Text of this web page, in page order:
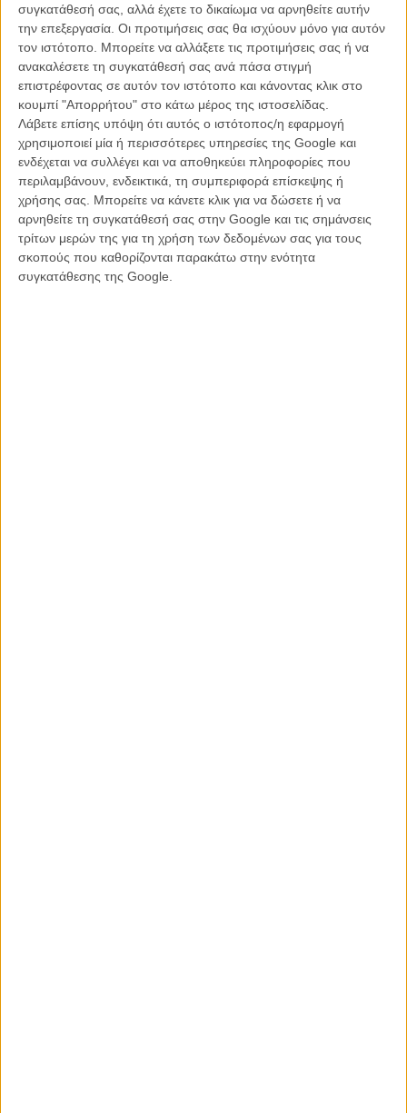
συγκατάθεσή σας, αλλά έχετε το δικαίωμα να αρνηθείτε αυτήν
την επεξεργασία. Οι προτιμήσεις σας θα ισχύουν μόνο για αυτόν
τον ιστότοπο. Μπορείτε να αλλάξετε τις προτιμήσεις σας ή να
ανακαλέσετε τη συγκατάθεσή σας ανά πάσα στιγμή
επιστρέφοντας σε αυτόν τον ιστότοπο και κάνοντας κλικ στο
κουμπί "Απορρήτου" στο κάτω μέρος της ιστοσελίδας.
Λάβετε επίσης υπόψη ότι αυτός ο ιστότοπος/η εφαρμογή
χρησιμοποιεί μία ή περισσότερες υπηρεσίες της Google και
ενδέχεται να συλλέγει και να αποθηκεύει πληροφορίες που
περιλαμβάνουν, ενδεικτικά, τη συμπεριφορά επίσκεψης ή
χρήσης σας. Μπορείτε να κάνετε κλικ για να δώσετε ή να
αρνηθείτε τη συγκατάθεσή σας στην Google και τις σημάνσεις
τρίτων μερών της για τη χρήση των δεδομένων σας για τους
σκοπούς που καθορίζονται παρακάτω στην ενότητα
συγκατάθεσης της Google.
Μάιος 2013: Φεστιβάλ Καννών / Συνέντευξη Τύπου της ταινίας
Οι Κάννες υποδέχονται τον Αμπντελατίφ Κεσίς και τα δύο κορίτσιά
του με την ελληνικής καταγωγής Αντέλ Εξαρχόπουλος να έχει γίνει
εν μια νυκτί το πρόσωπο της χρονιάς και η νέα καυτή
πρωταγωνίστρια του γαλλικού σινεμά. Τη συνέντευξη Τύπου
μονοπωλούν οι σκηνές του σεξ και ο ερωτισμός του φιλμ. Ο Κεσίς
είναι ξεκάθαρος: «Από την αρχή ο σκοπός μου ήταν να γυρίσω τις
ερωτικές σκηνές εντελώς απελευθερωμένα, αλλά μ' έναν τρόπο που